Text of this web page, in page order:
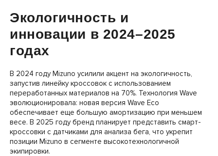
Экологичность и
инновации в 2024–2025
годах
В 2024 году Mizuno усилили акцент на экологичность,
запустив линейку кроссовок с использованием
переработанных материалов на 70%. Технология Wave
эволюционировала: новая версия Wave Eco
обеспечивает еще большую амортизацию при меньшем
весе. В 2025 году бренд планирует представить смарт-
кроссовки с датчиками для анализа бега, что укрепит
позиции Mizuno в сегменте высокотехнологичной
экипировки.